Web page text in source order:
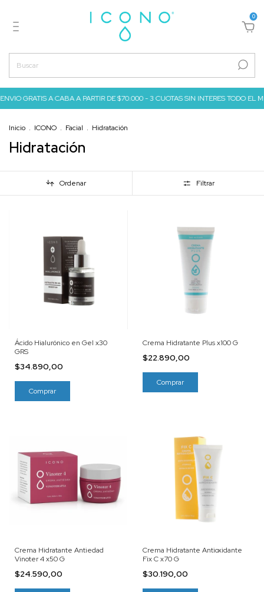
0
A CABA A PARTIR DE $70.000 - 3 CUOTAS SIN INTERES TODO EL MES
Inicio . ICONO . Facial . Hidratación
Hidratación
Ordenar Filtrar
Ácido Hialurónico en Gel x30
GRS
$34.890,00
Crema Hidratante Plus x100 G
$22.890,00
Crema Hidratante Antiedad
Vinoter 4 x50 G
$24.590,00
Crema Hidratante Antioxidante
Fix C x70 G
$30.190,00